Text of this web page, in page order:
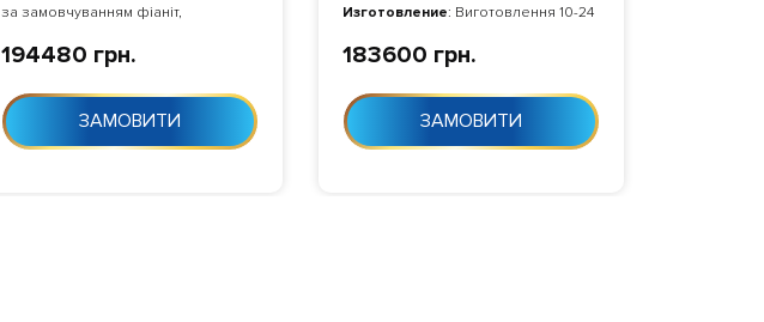
за замовчуванням фіаніт,
дня з моменту замовлення
194480 грн.
ЗАМОВИТИ
Изготовление: Виготовлення 10-24
183600 грн.
ЗАМОВИТИ